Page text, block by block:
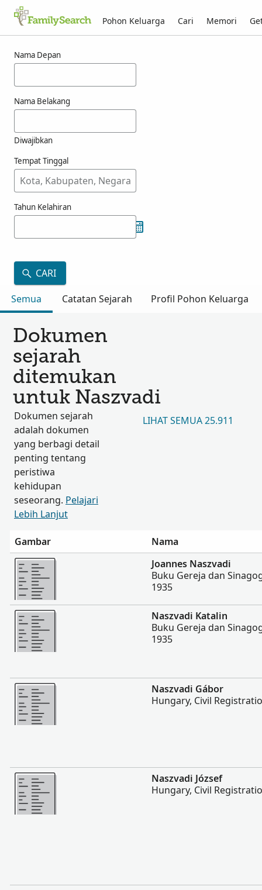
Pohon Keluarga Cari Memori
Nama Depan
Nama Belakang
Diwajibkan
Tempat Tinggal
Tahun Kelahiran
CARI
Semua
Catatan Sejarah Profil Pohon Keluarga
Dokumen
sejarah
ditemukan
untuk Naszvadi
Dokumen sejarah
adalah dokumen
yang berbagi detail
penting tentang
peristiwa
kehidupan
seseorang. Pelajari
Lebih Lanjut
LIHAT SEMUA 25.911
Gambar
Nama
Lebih banyak
Joannes Naszvadi
Buku Gereja dan
1935
Lebih banyak
Naszvadi Katalin
Buku Gereja dan
1935
Lebih banyak
Naszvadi Gábor
Hungary, Civil
Lebih banyak
Naszvadi József
Hungary, Civil